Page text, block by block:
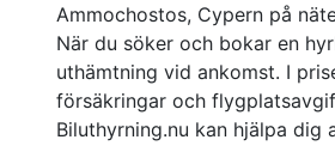
Ammochostos, Cypern på
När du söker och bokar en
uthämtning vid ankomst. I
försäkringar och
Biluthyrning.nu kan hjälpa dig